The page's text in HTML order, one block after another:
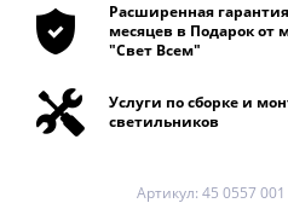
Расширенная
месяцев в Подарок от
"Свет Всем"
Услуги по сборке и
светильников
Артикул: 45 0557